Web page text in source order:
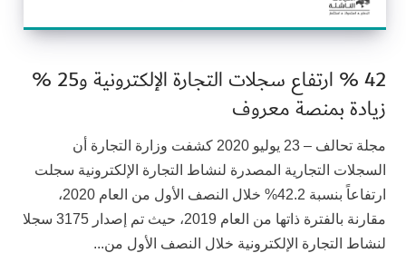
42 % ارتفاع سجلات التجارة الإلكترونية و25 %
زيادة بمنصة معروف
مجلة تحالف – 23 يوليو 2020 كشفت وزارة التجارة أن
السجلات التجارية المصدرة لنشاط التجارة الإلكترونية سجلت
ارتفاعاً بنسبة 42.2% خلال النصف الأول من العام 2020،
مقارنة بالفترة ذاتها من العام 2019، حيث تم إصدار 3175 سجلا
لنشاط التجارة الإلكترونية خلال النصف الأول من...